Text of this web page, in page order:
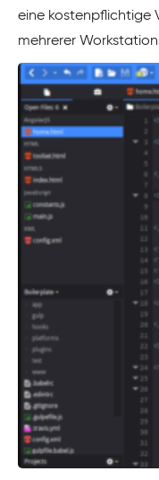
eine kostenpflichtige
mehrerer